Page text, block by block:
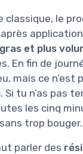
classique, le
et plus
En fin de
mais ce n’est
Si tu n’as pas
les cinq
trop bouger.
parler des